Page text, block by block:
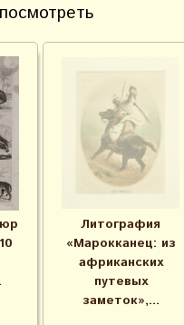
Литография
«Марокканец: из
африканских
путевых
заметок»,...